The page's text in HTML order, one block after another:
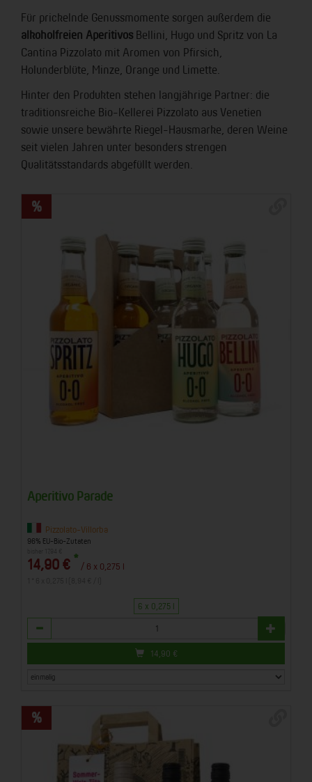
Für prickelnde Genussmomente sorgen außerdem die
alkoholfreien Aperitivos Bellini, Hugo und Spritz von La
Cantina Pizzolato mit Aromen von Pfirsich,
Holunderblüte, Minze, Orange und Limette.
Hinter den Produkten stehen langjährige Partner: die
traditionsreiche Bio-Kellerei Pizzolato aus Venetien
sowie unsere bewährte Riegel-Hausmarke, deren Weine
seit vielen Jahren unter besonders strengen
Qualitätsstandards abgefüllt werden.
Aperitivo Parade
Pizzolato-Villorba
96% EU-Bio-Zutaten
14,90 € * / 6 x 0,275 l
6 x 0,275 l
Anzahl
14,90 €